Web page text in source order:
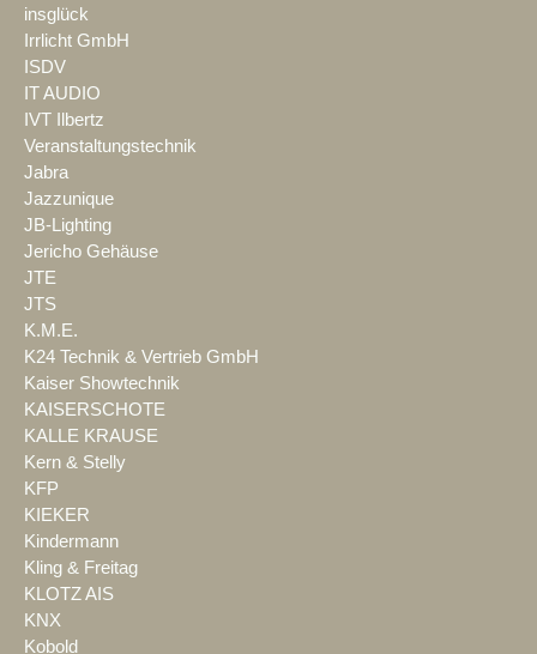
insglück
Irrlicht GmbH
ISDV
IT AUDIO
IVT Ilbertz
Veranstaltungstechnik
Jabra
Jazzunique
JB-Lighting
Jericho Gehäuse
JTE
JTS
K.M.E.
K24 Technik & Vertrieb GmbH
Kaiser Showtechnik
KAISERSCHOTE
KALLE KRAUSE
Kern & Stelly
KFP
KIEKER
Kindermann
Kling & Freitag
KLOTZ AIS
KNX
Kobold